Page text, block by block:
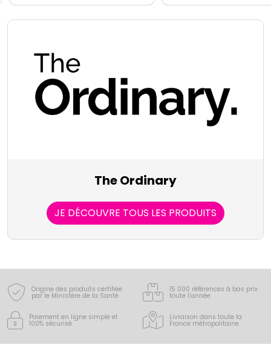
The Ordinary
JE DÉCOUVRE TOUS LES PRODUITS
Origine des produits certifiée
par le Ministère de la Santé
15 000 références à bas prix
toute l’année
Paiement en ligne simple et
100% sécurisé
Livraison dans toute la
France métropolitaine